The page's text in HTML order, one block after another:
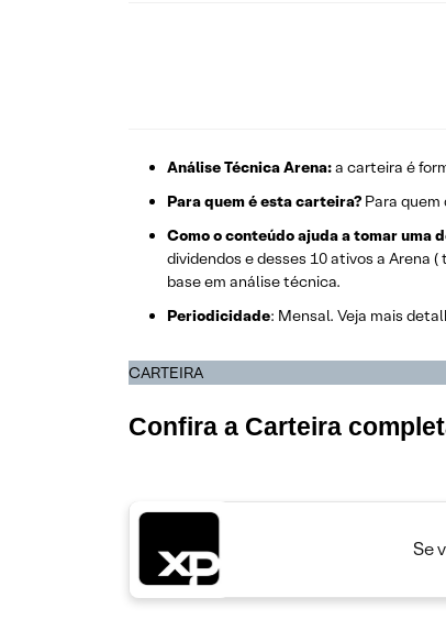
Análise Técnica Arena:a carteira é
Para quem é esta carteira? Para
Como o conteúdo ajuda a tomar uma
dividendos e desses 10 ativos a Arena
base em análise técnica.
Periodicidade: Mensal. Veja mais
CARTEIRA
Confira a Carteira
Se